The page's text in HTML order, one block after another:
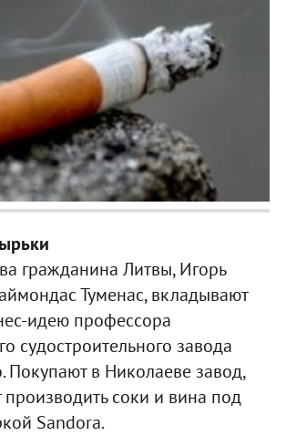
гражданина Литвы, Игорь
Туменас, вкладывают
идею профессора
судостроительного завода
Покупают в Николаеве завод,
производить соки и вина под
Sandora.